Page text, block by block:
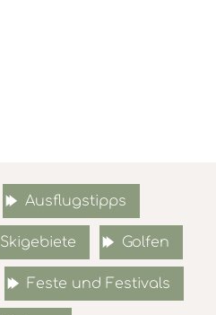
Ausflugstipps
Skigebiete Golfen
Feste und Festivals